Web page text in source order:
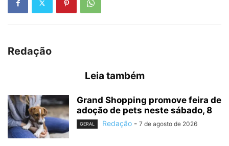
Redação
Leia também
Grand Shopping promove feira de
adoção de pets neste sábado, 8
GERAL Redação - 7 de agosto de 2026